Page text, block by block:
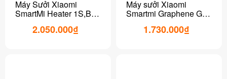
Máy Sưởi Xiaomi
SmartMi Heater 1S,Bản
thông minh
2.050.000₫
Máy sưởi Xiaomi
Smartmi Graphene GR-
1.730.000₫